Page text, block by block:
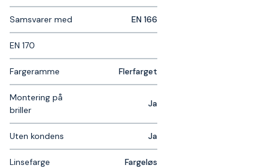
Samsvarer med EN 166
EN 170
Fargeramme Flerfarget
Montering på
briller
Ja
Uten kondens Ja
Linsefarge Fargeløs